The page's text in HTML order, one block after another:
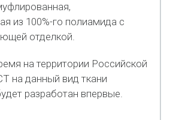
из 100%-го полиамида с
отделкой.
на территории Российской
на данный вид ткани
разработан впервые.